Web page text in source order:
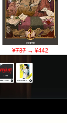
¥737→ ¥442